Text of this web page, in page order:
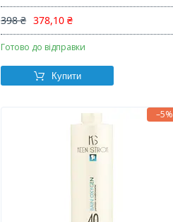
398 ₴ 378,10 ₴
Готово до відправки
Купити
–5%